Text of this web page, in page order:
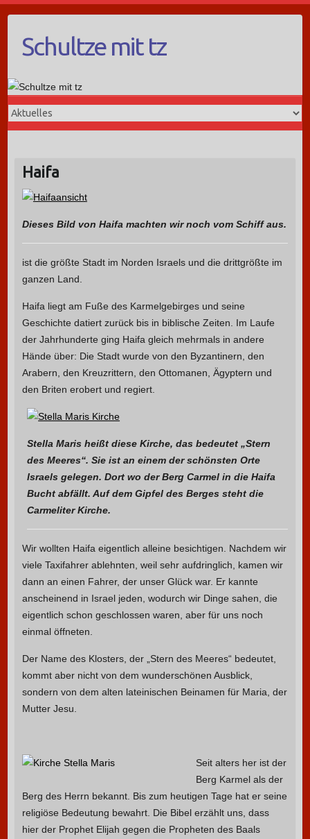
Schultze mit tz
Haifa
Dieses Bild von Haifa machten wir noch vom Schiff aus.
ist die größte Stadt im Norden Israels und die drittgrößte im
ganzen Land.
Haifa liegt am Fuße des Karmelgebirges und seine
Geschichte datiert zurück bis in biblische Zeiten. Im Laufe
der Jahrhunderte ging Haifa gleich mehrmals in andere
Hände über: Die Stadt wurde von den Byzantinern, den
Arabern, den Kreuzrittern, den Ottomanen, Ägyptern und
den Briten erobert und regiert.
Stella Maris heißt diese Kirche, das bedeutet „Stern
des Meeres“. Sie ist an einem der schönsten Orte
Israels gelegen. Dort wo der Berg Carmel in die Haifa
Bucht abfällt. Auf dem Gipfel des Berges steht die
Carmeliter Kirche.
Wir wollten Haifa eigentlich alleine besichtigen. Nachdem wir
viele Taxifahrer ablehnten, weil sehr aufdringlich, kamen wir
dann an einen Fahrer, der unser Glück war. Er kannte
anscheinend in Israel jeden, wodurch wir Dinge sahen, die
eigentlich schon geschlossen waren, aber für uns noch
einmal öffneten.
Der Name des Klosters, der „Stern des Meeres“ bedeutet,
kommt aber nicht von dem wunderschönen Ausblick,
sondern von dem alten lateinischen Beinamen für Maria, der
Mutter Jesu.
Seit alters her ist der
Berg Karmel als der
Berg des Herrn bekannt. Bis zum heutigen Tage hat er seine
religiöse Bedeutung bewahrt. Die Bibel erzählt uns, dass
hier der Prophet Elijah gegen die Propheten des Baals